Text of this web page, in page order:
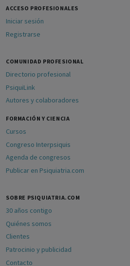
ACCESO PROFESIONALES
Iniciar sesión
Registrarse
COMUNIDAD PROFESIONAL
Directorio profesional
PsiquiLink
Autores y colaboradores
FORMACIÓN Y CIENCIA
Cursos
Congreso Interpsiquis
Agenda de congresos
Publicar en Psiquiatria.com
SOBRE PSIQUIATRIA.COM
30 años contigo
Quiénes somos
Clientes
Patrocinio y publicidad
Contacto